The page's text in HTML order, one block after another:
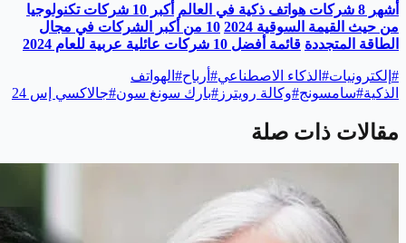
أشهر 8 شركات هواتف ذكية في العالم
أكبر 10 شركات تكنولوجيا
من حيث القيمة السوقية 2024
10 من أكبر الشركات في مجال
الطاقة المتجددة قائمة أفضل 10 شركات عائلية عربية للعام 2024
# إلكترونيات# الذكاء الاصطناعي# أرباح# الهواتف
الذكية#سامسونج#وكالة رويترز #بارك سونغ سون#جالاكسي إس 24
مقالات ذات صلة